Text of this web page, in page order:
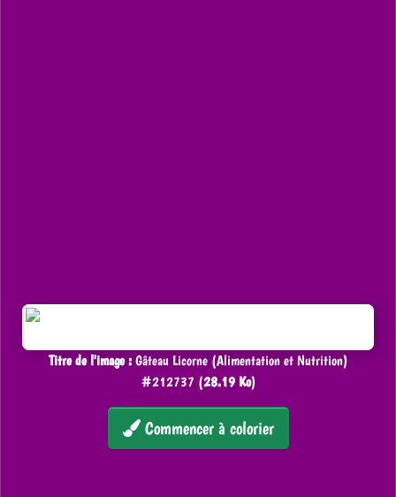
Titre de l'image :Gâteau Licorne (Alimentation et Nutrition)
#212737 (28.19 Ko)
Commencer à colorier